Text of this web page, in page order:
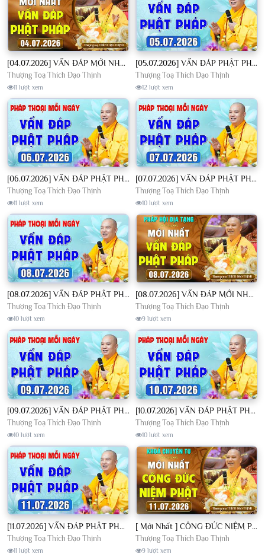
[04.07.2026] VẤN ĐÁP MỚI NHẤT - Pháp Hội Địa Tạng Chùa Khai Nguyên | TT. Thích Đạo Thịnh
Thượng Toạ Thích Đạo Thịnh
11 lượt xem
[05.07.2026] VẤN ĐÁP PHẬT PHÁP - Nghe Thầy giảng Pháp mỗi ngày CÔNG ĐỨC VÔ LƯỢNG│TT. Thích Đạo Thịnh
Thượng Toạ Thích Đạo Thịnh
12 lượt xem
[06.07.2026] VẤN ĐÁP PHẬT PHÁP - Nghe Thầy giảng Pháp mỗi ngày CÔNG ĐỨC VÔ LƯỢNG│TT. Thích Đạo Thịnh
Thượng Toạ Thích Đạo Thịnh
11 lượt xem
[07.07.2026] VẤN ĐÁP PHẬT PHÁP - Nghe Thầy giảng Pháp mỗi ngày CÔNG ĐỨC VÔ LƯỢNG│TT. Thích Đạo Thịnh
Thượng Toạ Thích Đạo Thịnh
10 lượt xem
[08.07.2026] VẤN ĐÁP PHẬT PHÁP - Nghe Thầy giảng Pháp mỗi ngày CÔNG ĐỨC VÔ LƯỢNG│TT. Thích Đạo Thịnh
Thượng Toạ Thích Đạo Thịnh
10 lượt xem
[08.07.2026] VẤN ĐÁP MỚI NHẤT - Pháp Hội Địa Tạng Chùa Khai Nguyên | TT. Thích Đạo Thịnh
Thượng Toạ Thích Đạo Thịnh
9 lượt xem
[09.07.2026] VẤN ĐÁP PHẬT PHÁP - Nghe Thầy giảng Pháp mỗi ngày CÔNG ĐỨC VÔ LƯỢNG│TT. Thích Đạo Thịnh
Thượng Toạ Thích Đạo Thịnh
10 lượt xem
[10.07.2026] VẤN ĐÁP PHẬT PHÁP - Nghe Thầy giảng Pháp mỗi ngày CÔNG ĐỨC VÔ LƯỢNG│TT. Thích Đạo Thịnh
Thượng Toạ Thích Đạo Thịnh
10 lượt xem
[11.07.2026] VẤN ĐÁP PHẬT PHÁP - Nghe Thầy giảng Pháp mỗi ngày CÔNG ĐỨC VÔ LƯỢNG│TT. Thích Đạo Thịnh
Thượng Toạ Thích Đạo Thịnh
11 lượt xem
[ Mới Nhất ] CÔNG ĐỨC NIỆM PHẬT - Khoá Chuyên Tu Chùa Khai Nguyên 11/07/2026 | TT. Thích Đạo Thịnh
Thượng Toạ Thích Đạo Thịnh
9 lượt xem